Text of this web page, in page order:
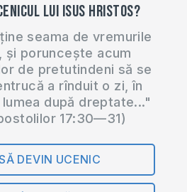
lui Isus Hristos?
seama de vremurile
și poruncește acum
de pretutindeni să se
a rînduit o zi, în
după dreptate..."
17:30—31)
DEVIN UCENIC